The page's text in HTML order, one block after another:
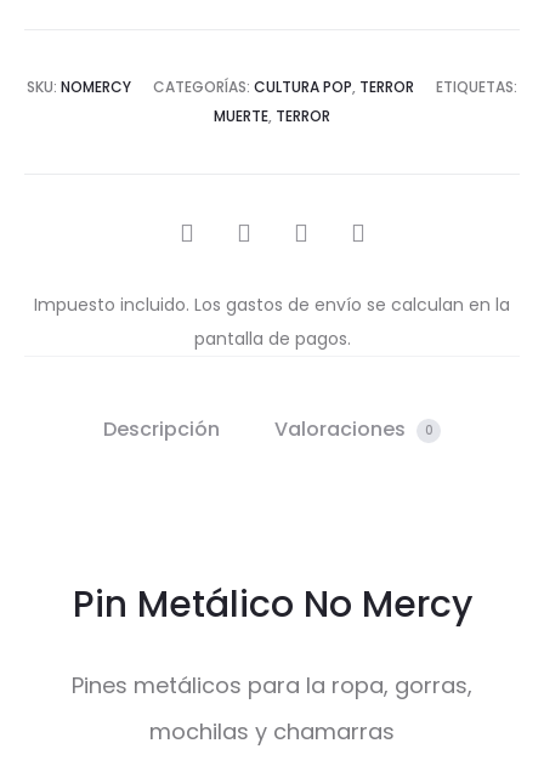
SKU: NOMERCY CATEGORÍAS: CULTURA POP, TERROR
ETIQUETAS:
MUERTE, TERROR
COMPARTIR
Impuesto incluido. Los gastos de envío se calculan en la
pantalla de pagos.
Descripción Valoraciones 0
Pin Metálico No Mercy
Pines metálicos para la ropa, gorras,
mochilas y chamarras